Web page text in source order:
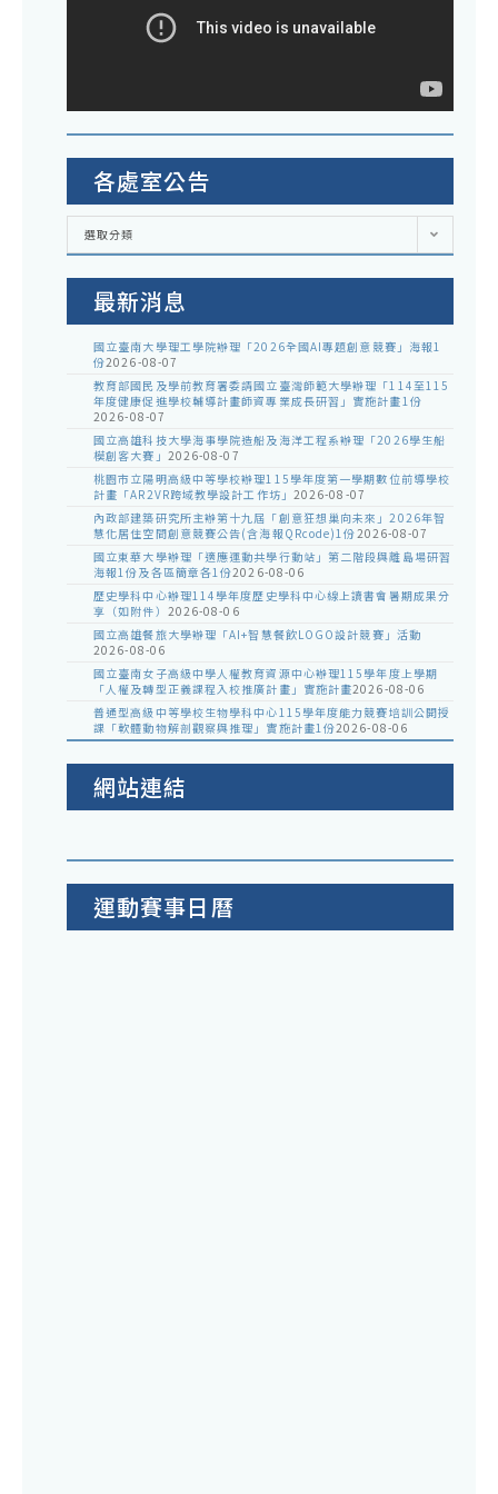
各處室公告
各
室
選取分類
最新消息
國立臺南大學理工學院辦理「2026全國AI專題創意競賽」海報1
份2026-08-07
教育部國民及學前教育署委請國立臺灣師範大學辦理「114至115
年度健康促進學校輔導計畫師資專業成長研習」實施計畫1份
2026-08-07
國立高雄科技大學海事學院造船及海洋工程系辦理「2026學生船
模創客大賽」 2026-08-07
桃園市立陽明高級中等學校辦理115學年度第一學期數位前導學校
計畫「AR2VR跨域教學設計工作坊」 2026-08-07
內政部建築研究所主辦第十九屆「創意狂想巢向未來」2026年智
慧化居住空間創意競賽公告(含海報QRcode)1份2026-08-07
國立東華大學辦理「適應運動共學行動站」第二階段與離島場研習
海報1份及各區簡章各1份2026-08-06
歷史學科中心辦理114學年度歷史學科中心線上讀書會暑期成果分
享（如附件） 2026-08-06
國立高雄餐旅大學辦理「AI+智慧餐飲LOGO設計競賽」活動
2026-08-06
國立臺南女子高級中學人權教育資源中心辦理115學年度上學期
「人權及轉型正義課程入校推廣計畫」實施計畫2026-08-06
普通型高級中等學校生物學科中心115學年度能力競賽培訓公開授
課「軟體動物解剖觀察與推理」實施計畫1份2026-08-06
網站連結
運動賽事日曆